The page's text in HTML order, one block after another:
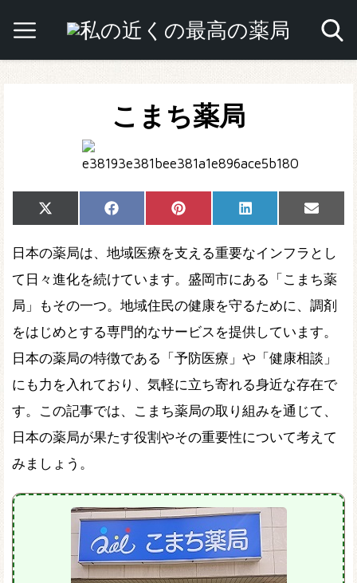
こまち薬局
Share
on
X
(Twitter)
Share
on
Facebook Share
on
Pinterest Share
on
LinkedIn
Share
on
Email
日本の薬局は、地域医療を支える重要なインフラとし
て日々進化を続けています。盛岡市にある「こまち薬
局」もその一つ。地域住民の健康を守るために、調剤
をはじめとする専門的なサービスを提供しています。
日本の薬局の特徴である「予防医療」や「健康相談」
にも力を入れており、気軽に立ち寄れる身近な存在で
す。この記事では、こまち薬局の取り組みを通じて、
日本の薬局が果たす役割やその重要性について考えて
みましょう。